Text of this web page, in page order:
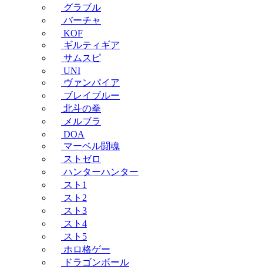
グラブル
バーチャ
KOF
ギルティギア
サムスピ
UNI
ヴァンパイア
ブレイブルー
北斗の拳
メルブラ
DOA
マーベル闘魂
ストゼロ
ハンターハンター
スト1
スト2
スト3
スト4
スト5
ホロ格ゲー
ドラゴンボール